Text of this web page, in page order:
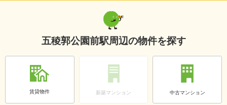
五稜郭公園前駅周辺の物件を探す
賃貸物件 新築マンション 中古マンション